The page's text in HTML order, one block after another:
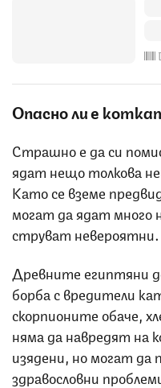
Опасно ли е
Страшно е да си
ядат нещо толкова
Като се вземе
могат да ядат много
струват невероятни.
Древните египтяни
борба с вредители
скорпионите обаче,
няма да навредят на
изядени, но могат да
здравословни